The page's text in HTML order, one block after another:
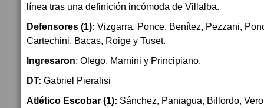
línea tras una definición incómoda de Villalba.
Defensores (1): Vizgarra, Ponce, Benítez, Pezzani,
Cartechini, Bacas, Roige y Tuset.
Ingresaron: Olego, Marnini y Principiano.
DT: Gabriel Pieralisi
Atlético Escobar (1): Sánchez, Paniagua, Billordo,